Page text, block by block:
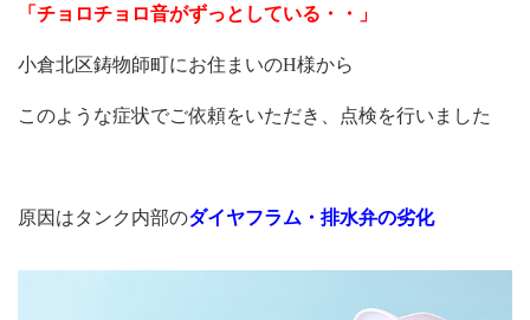
「チョロチョロ音がずっとしている・・」
小倉北区鋳物師町にお住まいのH様から
このような症状でご依頼をいただき、点検を行いました
原因はタンク内部のダイヤフラム・排水弁の劣化